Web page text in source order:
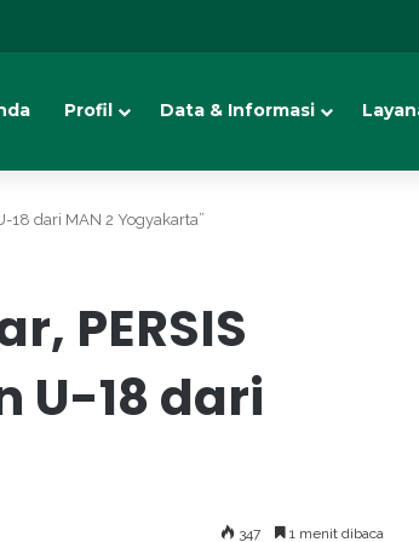
Profil Data & Informasi
18 dari MAN 2 Yogyakarta”
PERSIS
U-18 dari
347 1 menit dibaca